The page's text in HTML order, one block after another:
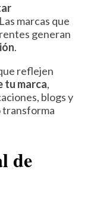
marcas que
generan
.
reflejen
tu marca,
blogs y
transforma
de